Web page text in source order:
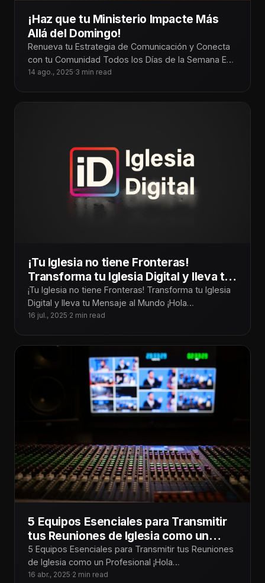
¡Haz que tu Ministerio Impacte Más
Allá del Domingo!
Renueva tu Estrategia de Comunicación y Conecta
con tu Comunidad Todos los Días de la Semana En
un mundo donde
14 ago., 2025·3 min read
¡Tu Iglesia no tiene Fronteras!
Transforma tu Iglesia Digital y lleva tu
Mensaje al Mundo
¡Tu Iglesia no tiene Fronteras! Transforma tu Iglesia
Digital y lleva tu Mensaje al Mundo ¡Hola
Tecnoiglesiólogos! Hoy más que
16 jul., 2025·2 min read
5 Equipos Esenciales para Transmitir
tus Reuniones de Iglesia como un
Profesional
5 Equipos Esenciales para Transmitir tus Reuniones
de Iglesia como un Profesional ¡Hola
Tecnoiglesiólogos! Transmitir los servicios de la
16 abr., 2025·2 min read